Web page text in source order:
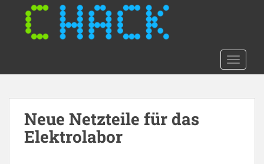
o
Neue Netzteile für das
Elektrolabor